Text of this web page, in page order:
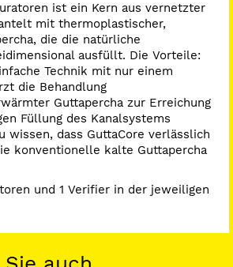
ist ein Kern aus vernetzter
mit thermoplastischer,
die die natürliche
ausfüllt. Die Vorteile:
Technik mit nur einem
die Behandlung
Guttapercha zur Erreichung
Füllung des Kanalsystems
wissen, dass GuttaCore verlässlich
konventionelle kalte Guttapercha
und 1 Verifier in der jeweiligen